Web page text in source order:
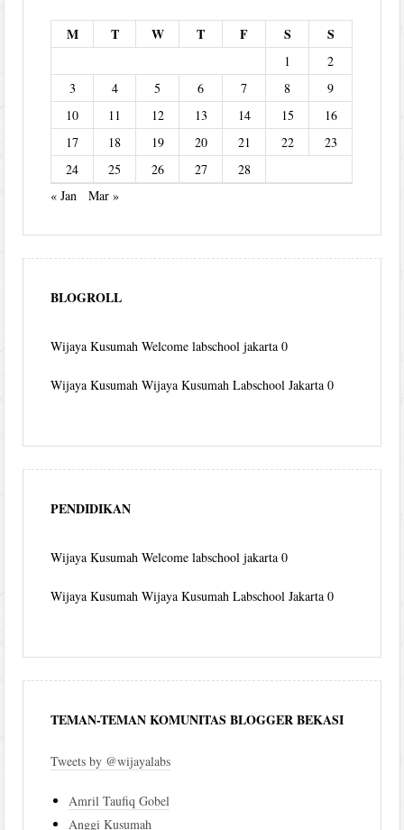
M T W T F S S
1
2
3
4 5 6 7 8
9
10
11 12 13 14 15
16
17
18 19 20 21 22
23
24
25 26 27
28
« Jan
Mar »
BLOGROLL
Wijaya Kusumah Welcome labschool jakarta 0
Wijaya Kusumah Wijaya Kusumah Labschool Jakarta 0
PENDIDIKAN
Wijaya Kusumah Welcome labschool jakarta 0
Wijaya Kusumah Wijaya Kusumah Labschool Jakarta 0
TEMAN-TEMAN KOMUNITAS BLOGGER BEKASI
Tweets by @wijayalabs
Amril Taufiq Gobel
Anggi Kusumah